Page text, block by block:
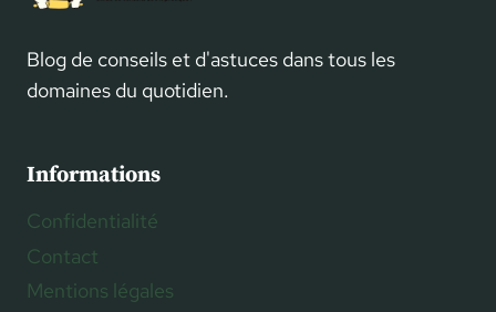
Blog de conseils et d'astuces dans tous les
domaines du quotidien.
Informations
Confidentialité
Contact
Mentions légales